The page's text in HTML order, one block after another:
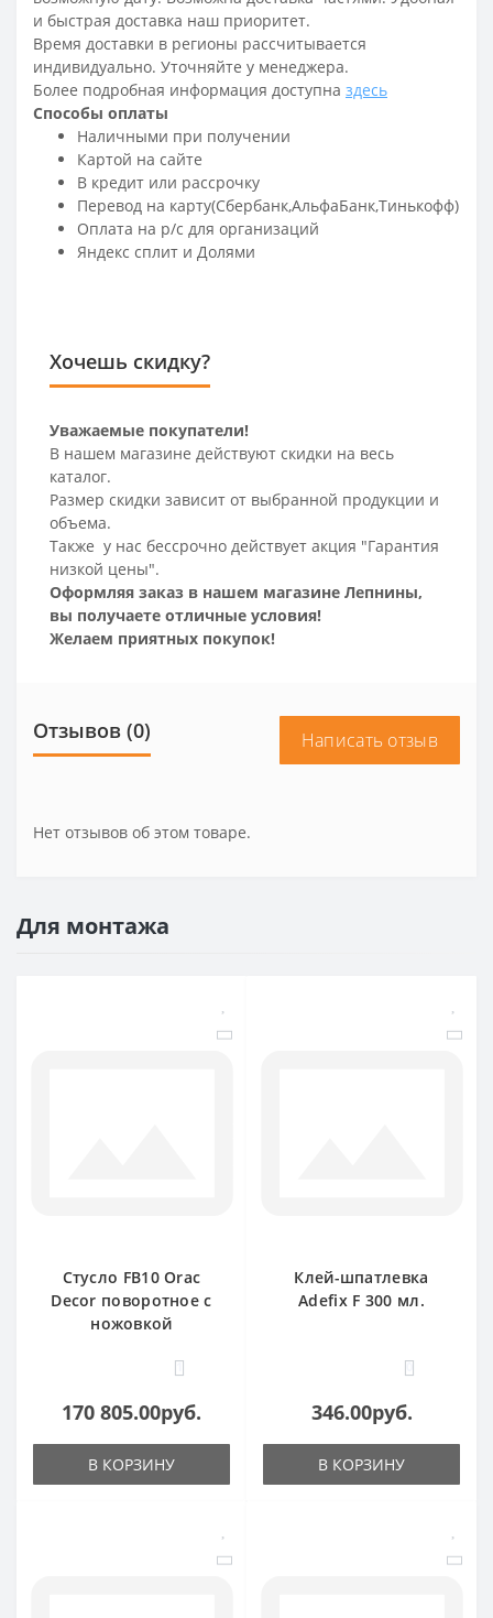
и быстрая доставка наш приоритет.
Время доставки в регионы рассчитывается
индивидуально. Уточняйте у менеджера.
Более подробная информация доступна здесь
Способы оплаты
Наличными при получении
Картой на сайте
В кредит или рассрочку
Перевод на карту(Сбербанк,АльфаБанк,Тинькофф)
Оплата на р/c для организаций
Яндекс сплит и Долями
Хочешь скидку?
Уважаемые покупатели!
В нашем магазине действуют скидки на весь
каталог.
Размер скидки зависит от выбранной продукции и
объема.
Также у нас бессрочно действует акция "Гарантия
низкой цены".
Оформляя заказ в нашем магазине Лепнины,
вы получаете отличные условия!
Желаем приятных покупок!
Отзывов (0) Написать отзыв
Нет отзывов об этом товаре.
Для монтажа
Стусло FB10 Orac
Decor поворотное с
ножовкой
1
170 805.00руб.
В КОРЗИНУ
Клей-шпатлевка
Adefix F 300 мл.
0
346.00руб.
В КОРЗИНУ